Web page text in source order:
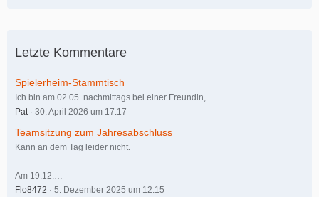
Letzte Kommentare
Spielerheim-Stammtisch
Ich bin am 02.05. nachmittags bei einer Freundin,…
Pat
30. April 2026 um 17:17
Teamsitzung zum Jahresabschluss
Kann an dem Tag leider nicht.
Am 19.12.…
Flo8472
5. Dezember 2025 um 12:15